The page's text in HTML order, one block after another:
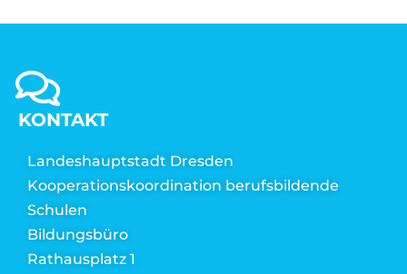
KONTAKT
Landeshauptstadt Dresden
Kooperationskoordination berufsbildende
Schulen
Bildungsbüro
Rathausplatz 1